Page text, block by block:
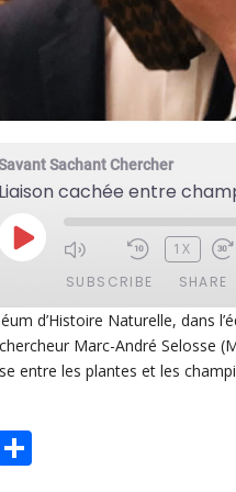
Sachant Chercher
PLAY
1X
SUBSCRIBE SHARE
Deezer
d’Histoire Naturelle, dans
Marc-André Selosse
entre les plantes et les